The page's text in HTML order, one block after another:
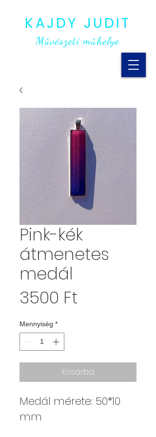
KAJDY JUDIT
Művészeti műhelye
Pink-kék
átmenetes
medál
3500 Ft
Mennyiség *
Kosárba
Medál mérete: 50*10
mm